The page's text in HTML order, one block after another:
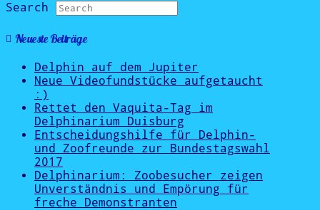
Search
Neueste Beiträge
Delphin auf dem Jupiter
Neue Videofundstücke aufgetaucht
:)
Rettet den Vaquita-Tag im
Delphinarium Duisburg
Entscheidungshilfe für Delphin-
und Zoofreunde zur Bundestagswahl
2017
Delphinarium: Zoobesucher zeigen
Unverständnis und Empörung für
freche Demonstranten